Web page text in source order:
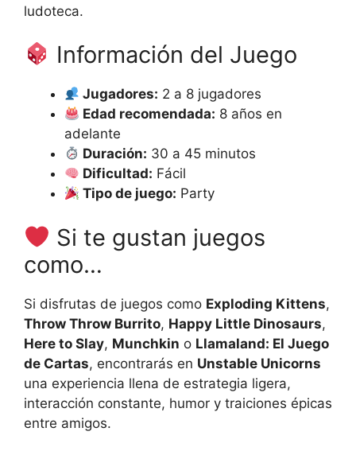
ludoteca.
Información del Juego
Jugadores: 2 a 8 jugadores
Edad recomendada: 8 años en
adelante
Duración: 30 a 45 minutos
Dificultad: Fácil
Tipo de juego: Party
Si te gustan juegos
como…
Si disfrutas de juegos como Exploding Kittens,
Throw Throw Burrito, Happy Little Dinosaurs,
Here to Slay, Munchkin o Llamaland: El Juego
de Cartas, encontrarás en Unstable Unicorns
una experiencia llena de estrategia ligera,
interacción constante, humor y traiciones épicas
entre amigos.